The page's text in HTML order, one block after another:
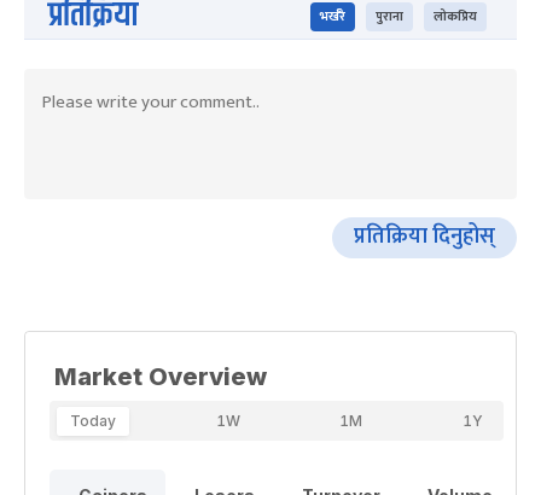
प्रतिक्रिया भर्खरै पुराना लोकप्रिय
प्रतिक्रिया दिनुहोस्